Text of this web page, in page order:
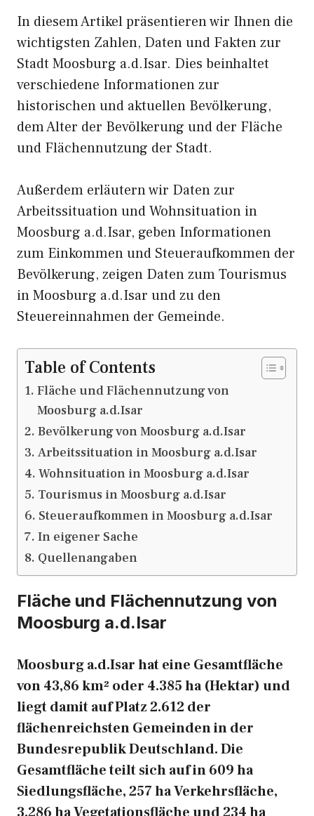
In diesem Artikel präsentieren wir Ihnen die
wichtigsten Zahlen, Daten und Fakten zur
Stadt Moosburg a.d.Isar. Dies beinhaltet
verschiedene Informationen zur
historischen und aktuellen Bevölkerung,
dem Alter der Bevölkerung und der Fläche
und Flächennutzung der Stadt.
Außerdem erläutern wir Daten zur
Arbeitssituation und Wohnsituation in
Moosburg a.d.Isar, geben Informationen
zum Einkommen und Steueraufkommen der
Bevölkerung, zeigen Daten zum Tourismus
in Moosburg a.d.Isar und zu den
Steuereinnahmen der Gemeinde.
Table of Contents
Fläche und Flächennutzung von
Moosburg a.d.Isar
Bevölkerung von Moosburg a.d.Isar
Arbeitssituation in Moosburg a.d.Isar
Wohnsituation in Moosburg a.d.Isar
Tourismus in Moosburg a.d.Isar
Steueraufkommen in Moosburg a.d.Isar
In eigener Sache
Quellenangaben
Fläche und Flächennutzung von
Moosburg a.d.Isar
Moosburg a.d.Isar hat eine Gesamtfläche
von 43,86 km² oder 4.385 ha (Hektar) und
liegt damit auf Platz 2.612 der
flächenreichsten Gemeinden in der
Bundesrepublik Deutschland. Die
Gesamtfläche teilt sich auf in 609 ha
Siedlungsfläche, 257 ha Verkehrsfläche,